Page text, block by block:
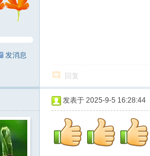
发消息
回复
发表于 2025-9-5 16:28:44